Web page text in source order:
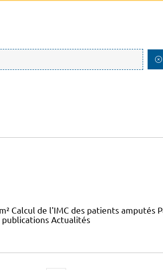
Calcul de l'IMC des patients amputés
Actualités